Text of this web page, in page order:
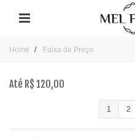
Home Faixa de Preço
Até R$ 120,00
1 2